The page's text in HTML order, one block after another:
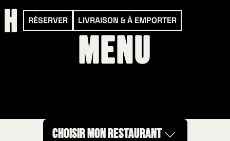
RÉSERVER LIVRAISON & À EMPORTER
Menu
CHOISIR MON RESTAURANT